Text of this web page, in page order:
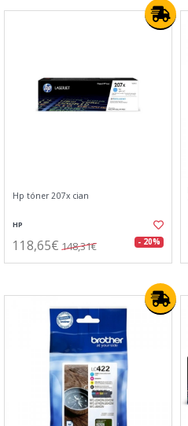
Hp tóner 207x cian
HP
118,65€ 148,31€ - 20%